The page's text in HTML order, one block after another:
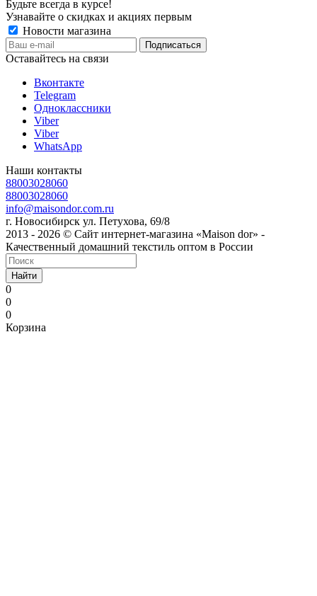
Будьте всегда в курсе!
Узнавайте о скидках и акциях первым
Новости магазина
Оставайтесь на связи
Вконтакте
Telegram
Одноклассники
Viber
Viber
WhatsApp
Наши контакты
88003028060
88003028060
info@maisondor.com.ru
г. Новосибирск ул. Петухова, 69/8
2013 - 2026 © Сайт интернет-магазина «Maison dor» -
Качественный домашний текстиль оптом в России
Найти
0
0
0
Корзина